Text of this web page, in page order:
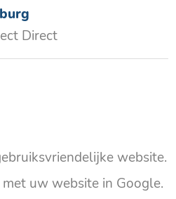
Direct
website.
uw website in Google.